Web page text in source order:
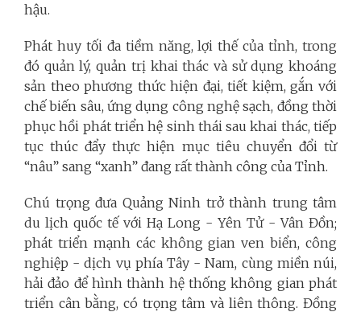
hậu.
Phát huy tối đa tiềm năng, lợi thế của tỉnh, trong
đó quản lý, quản trị khai thác và sử dụng khoáng
sản theo phương thức hiện đại, tiết kiệm, gắn với
chế biến sâu, ứng dụng công nghệ sạch, đồng thời
phục hồi phát triển hệ sinh thái sau khai thác, tiếp
tục thúc đẩy thực hiện mục tiêu chuyển đổi từ
“nâu” sang “xanh” đang rất thành công của Tỉnh.
Chú trọng đưa Quảng Ninh trở thành trung tâm
du lịch quốc tế với Hạ Long - Yên Tử - Vân Đồn;
phát triển mạnh các không gian ven biển, công
nghiệp - dịch vụ phía Tây - Nam, cùng miền núi,
hải đảo để hình thành hệ thống không gian phát
triển cân bằng, có trọng tâm và liên thông. Đồng